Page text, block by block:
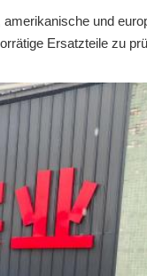
und
Ersatzteile zu